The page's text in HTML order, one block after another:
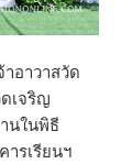
อาวาสวัด
เจริญ
นในพิธี
รเรียนฯ